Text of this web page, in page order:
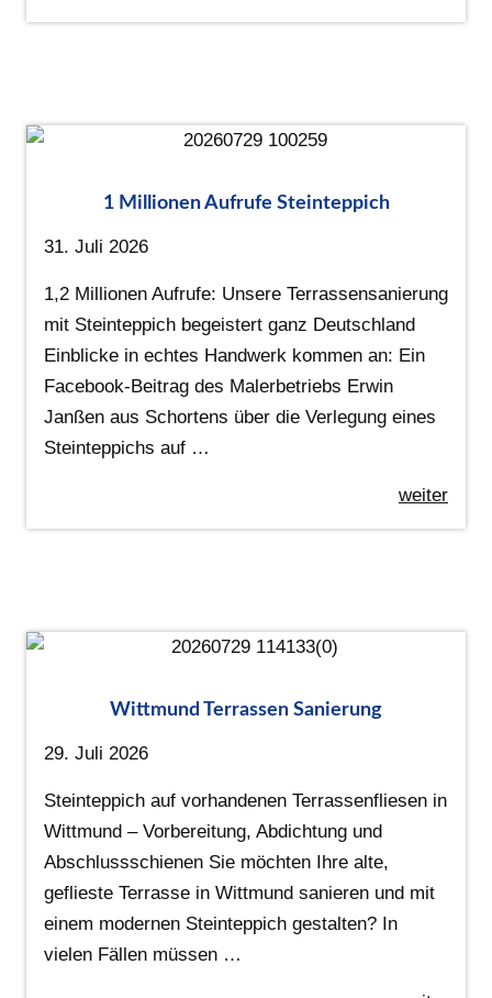
1 Millionen Aufrufe Steinteppich
31. Juli 2026
1,2 Millionen Aufrufe: Unsere Terrassensanierung
mit Steinteppich begeistert ganz Deutschland
Einblicke in echtes Handwerk kommen an: Ein
Facebook-Beitrag des Malerbetriebs Erwin
Janßen aus Schortens über die Verlegung eines
Steinteppichs auf …
weiter
Wittmund Terrassen Sanierung
29. Juli 2026
Steinteppich auf vorhandenen Terrassenfliesen in
Wittmund – Vorbereitung, Abdichtung und
Abschlussschienen Sie möchten Ihre alte,
geflieste Terrasse in Wittmund sanieren und mit
einem modernen Steinteppich gestalten? In
vielen Fällen müssen …